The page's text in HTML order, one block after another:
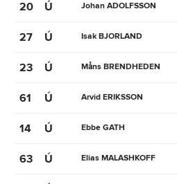
20 Ú Johan ADOLFSSON
27 Ú Isak BJORLAND
23 Ú Måns BRENDHEDEN
61 Ú Arvid ERIKSSON
14 Ú Ebbe GATH
63 Ú Elias MALASHKOFF